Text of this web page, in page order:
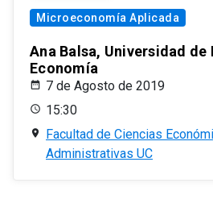
Microeconomía Aplicada
Ana Balsa, Universidad
Economía
7 de Agosto de 2019
15:30
Facultad de Ciencias
Administrativas UC